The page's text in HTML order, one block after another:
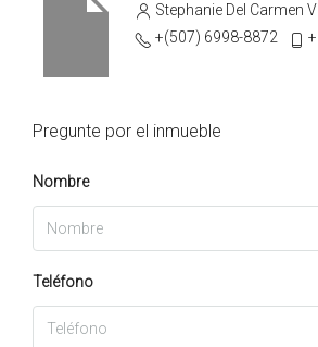
Stephanie Del Carmen
+(507) 6998-8872
Pregunte por el inmueble
Nombre
Teléfono